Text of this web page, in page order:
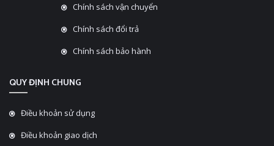
Chính sách vận chuyển
Chính sách đổi trả
Chính sách bảo hành
QUY ĐỊNH CHUNG
Điều khoản sử dụng
Điều khoản giao dịch